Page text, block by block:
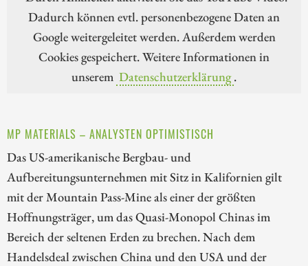
Dadurch können evtl. personenbezogene Daten an
Google weitergeleitet werden. Außerdem werden
Cookies gespeichert. Weitere Informationen in
unserem Datenschutzerklärung .
MP MATERIALS – ANALYSTEN OPTIMISTISCH
Das US-amerikanische Bergbau- und
Aufbereitungsunternehmen mit Sitz in Kalifornien gilt
mit der Mountain Pass-Mine als einer der größten
Hoffnungsträger, um das Quasi-Monopol Chinas im
Bereich der seltenen Erden zu brechen. Nach dem
Handelsdeal zwischen China und den USA und der